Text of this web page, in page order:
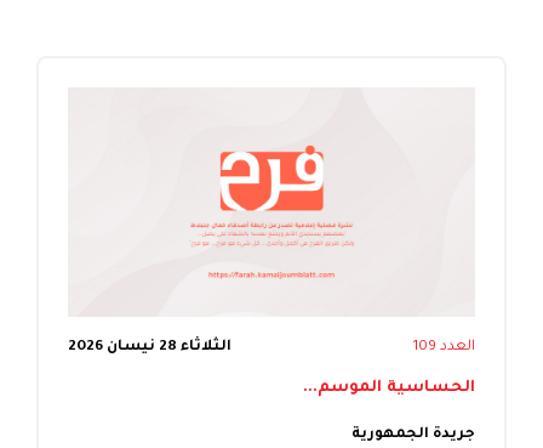
العدد 109 الثلاثاء 28 نيسان 2026
الحساسية الموسم...
جريدة الجمهورية